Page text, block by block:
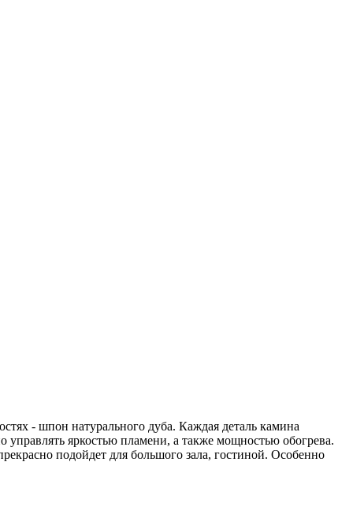
- шпон натурального дуба. Каждая деталь камина
яркостью пламени, а также мощностью обогрева.
подойдет для большого зала, гостиной. Особенно